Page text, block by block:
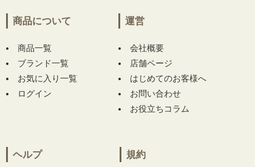
フ adidas GOLF ジョガーパンツ 85cm ホワイ
使用品 メンズ ムニタルプ MUNITALP 半袖ポ
ロシャツ 50(L) グレー系 総柄】 をお買い上
兵庫県にて
【中古 メンズ ハチヤーズ 8YARDS
半袖ポロシャツ M 紺 ネイビー】【中古 メン
をお買い上げ!!ありがとうございます！
商品について
商品一覧
ブランド一覧
お気に入り一覧
ログイン
運営
会社概要
店舗ページ
はじめてのお客様へ
お問い合わせ
お役立ちコラム
ヘルプ 規約